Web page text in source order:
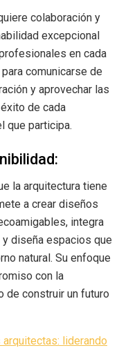
colaboración y
excepcional
en cada
comunicarse de
y aprovechar las
de cada
que participa.
la arquitectura tiene
a crear diseños
integra
diseña espacios que
natural. Su enfoque
con la
de construir un futuro
arquitectas: liderando